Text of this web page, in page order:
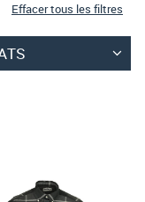
Effacer tous les filtres